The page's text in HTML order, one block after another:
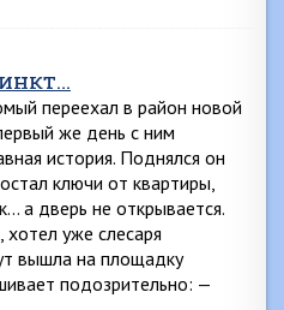
переехал в район новой
же день с ним
история. Поднялся он
ключи от квартиры,
а дверь не открывается.
хотел уже слесаря
вышла на площадку
подозрительно: —